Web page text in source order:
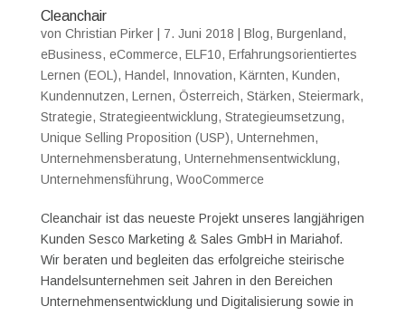
Cleanchair
von Christian Pirker| 7. Juni 2018 Blog, Burgenland,
eBusiness, eCommerce, ELF10, Erfahrungsorientiertes
Lernen (EOL), Handel , Innovation, Kärnten, Kunden,
Kundennutzen, Lernen, Österreich, Stärken, Steiermark,
Strategie, Strategieentwicklung, Strategieumsetzung,
Unique Selling Proposition (USP), Unternehmen,
Unternehmensberatung, Unternehmensentwicklung,
Unternehmensführung, WooCommerce
Cleanchair ist das neueste Projekt unseres langjährigen
Kunden Sesco Marketing & Sales GmbH in Mariahof.
Wir beraten und begleiten das erfolgreiche steirische
Handelsunternehmen seit Jahren in den Bereichen
Unternehmensentwicklung und Digitalisierung sowie in